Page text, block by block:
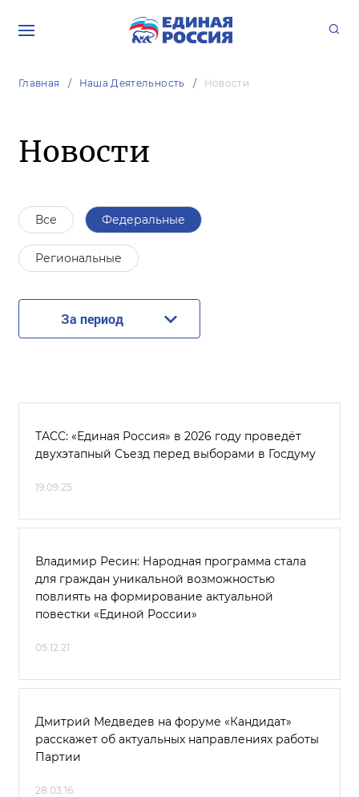
Главная Наша Деятельность Новости
Новости
Все Федеральные
Региональные
За период
ТАСС: «Единая Россия» в 2026 году проведёт
двухэтапный Съезд перед выборами в Госдуму
19.09.25
Владимир Ресин: Народная программа стала
для граждан уникальной возможностью
повлиять на формирование актуальной
повестки «Единой России»
05.12.21
Дмитрий Медведев на форуме «Кандидат»
расскажет об актуальных направлениях работы
Партии
28.03.16